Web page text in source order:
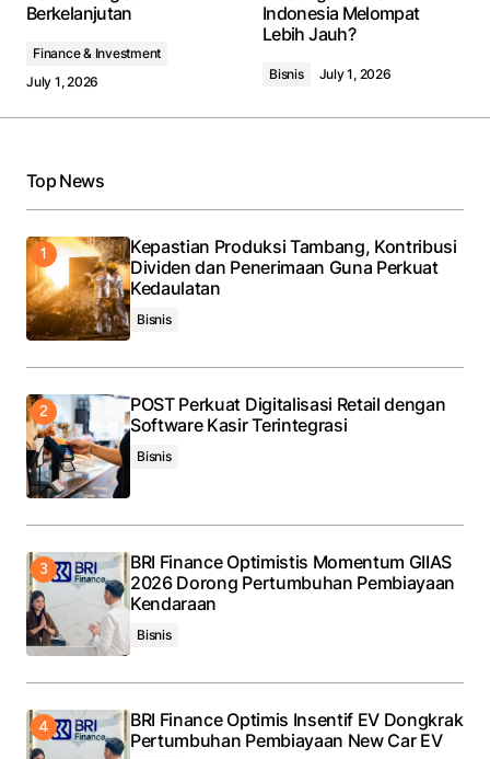
Comment
Save my name, email, and website in this browser
for the next time I comment.
Berkelanjutan
Finance & Investment
July 1, 2026
Indonesia Melompat
Lebih Jauh?
Bisnis July 1, 2026
Top News
Kepastian Produksi Tambang, Kontribusi
Dividen dan Penerimaan Guna Perkuat
Kedaulatan
Bisnis
POST Perkuat Digitalisasi Retail dengan
Software Kasir Terintegrasi
Bisnis
BRI Finance Optimistis Momentum GIIAS
2026 Dorong Pertumbuhan Pembiayaan
Kendaraan
Bisnis
BRI Finance Optimis Insentif EV Dongkrak
Pertumbuhan Pembiayaan New Car EV